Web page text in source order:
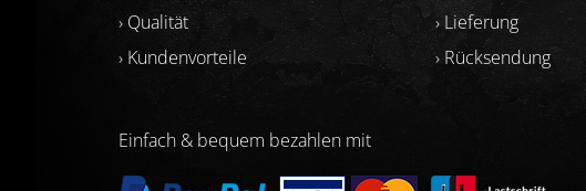
› Qualität
› Kundenvorteile
› Lieferung
› Rücksendung
Einfach & bequem bezahlen mit